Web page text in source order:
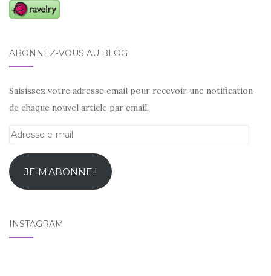
ABONNEZ-VOUS AU BLOG
Saisissez votre adresse email pour recevoir une notification
de chaque nouvel article par email.
Adresse
mailJE M'ABONNE !
INSTAGRAM